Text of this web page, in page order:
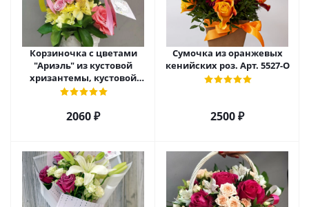
Корзиночка с цветами
"Ариэль" из кустовой
хризантемы, кустовой
розы и альстромерии арт.
2060 ₽
Сумочка из оранжевых
кенийских роз. Арт. 5527-О
2500 ₽